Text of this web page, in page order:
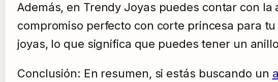
Además, en Trendy Joyas puedes contar con
compromiso perfecto con corte princesa para
joyas, lo que significa que puedes tener un
Conclusión: En resumen, si estás buscando un